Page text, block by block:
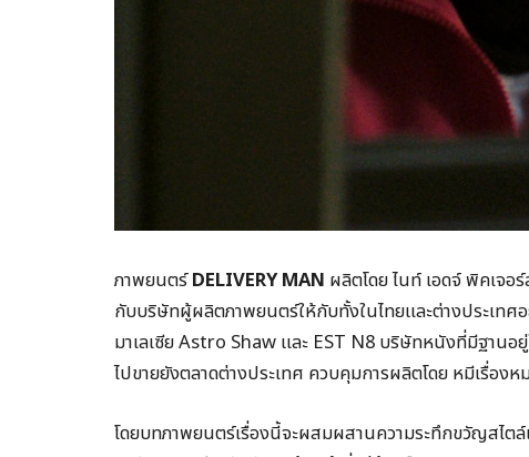
ภาพยนตร์DELIVERY MAN ผลิตโดย ไนท์ เอดจ์ พิคเจ
กับบริษัทผู้ผลิตภาพยนตร์ให้กับทั้งในไทยและต่างประเท
มาเลเซีย Astro Shaw และ EST N8 บริษัทหนังที่มีฐาน
ไปขายยังตลาดต่างประเทศ ควบคุมการผลิตโดย หมีเรื่อง
โดยบทภาพยนตร์เรื่องนี้จะผสมผสานความระทึกขวัญสไตล์